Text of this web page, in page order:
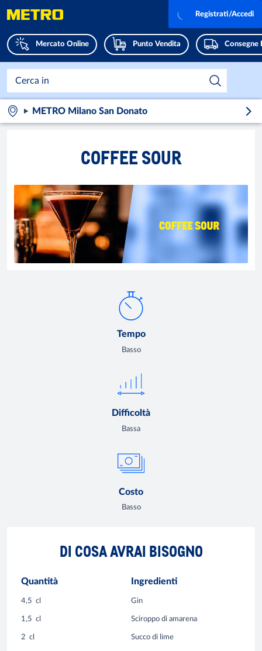
Mercato Online Punto Vendita Consegne
Registrati/Accedi
METRO Milano San Donato
COFFEE SOUR
Tempo
Basso
Difficoltà
Bassa
Costo
Basso
DI COSA AVRAI BISOGNO
Quantità Ingredienti
4,5 cl Gin
1,5 cl Sciroppo di amarena
2 cl Succo di lime